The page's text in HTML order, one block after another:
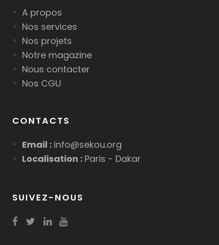
A propos
Nos services
Nos projets
Notre magazine
Nous contacter
Nos CGU
CONTACTS
Email : info@sekou.org
Localisation : Paris - Dakar
SUIVEZ-NOUS